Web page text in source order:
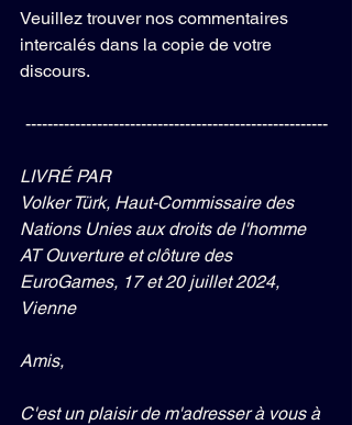
Veuillez trouver nos commentaires
intercalés dans la copie de votre
discours.
-------------------------------------------------------
LIVRÉ PAR
Volker Türk, Haut-Commissaire des
Nations Unies aux droits de l'homme
AT Ouverture et clôture des
EuroGames, 17 et 20 juillet 2024,
Vienne
Amis,
C'est un plaisir de m'adresser à vous à